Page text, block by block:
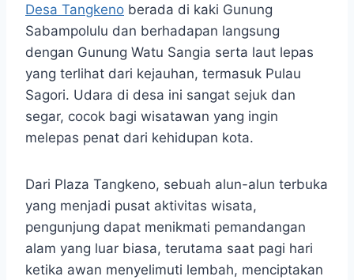
Desa Tangkeno berada di kaki Gunung
Sabampolulu dan berhadapan langsung
dengan Gunung Watu Sangia serta laut lepas
yang terlihat dari kejauhan, termasuk Pulau
Sagori. Udara di desa ini sangat sejuk dan
segar, cocok bagi wisatawan yang ingin
melepas penat dari kehidupan kota.
Dari Plaza Tangkeno, sebuah alun-alun terbuka
yang menjadi pusat aktivitas wisata,
pengunjung dapat menikmati pemandangan
alam yang luar biasa, terutama saat pagi hari
ketika awan menyelimuti lembah, menciptakan